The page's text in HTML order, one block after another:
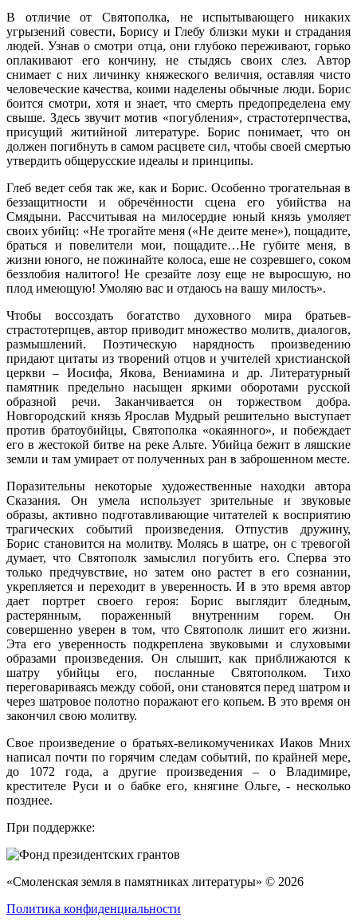
В отличие от Святополка, не испытывающего никаких
угрызений совести, Борису и Глебу близки муки и страдания
людей. Узнав о смотри отца, они глубоко переживают, горько
оплакивают его кончину, не стыдясь своих слез. Автор
снимает с них личинку княжеского величия, оставляя чисто
человеческие качества, коими наделены обычные люди. Борис
боится смотри, хотя и знает, что смерть предопределена ему
свыше. Здесь звучит мотив «погубления», страстотерпчества,
присущий житийной литературе. Борис понимает, что он
должен погибнуть в самом расцвете сил, чтобы своей смертью
утвердить общерусские идеалы и принципы.
Глеб ведет себя так же, как и Борис. Особенно трогательная в
беззащитности и обречённости сцена его убийства на
Смядыни. Рассчитывая на милосердие юный князь умоляет
своих убийц: «Не трогайте меня («Не деите мене»), пощадите,
браться и повелители мои, пощадите…Не губите меня, в
жизни юного, не пожинайте колоса, еше не созревшего, соком
беззлобия налитого! Не срезайте лозу еще не выросшую, но
плод имеющую! Умоляю вас и отдаюсь на вашу милость».
Чтобы воссоздать богатство духовного мира братьев-
страстотерпцев, автор приводит множество молитв, диалогов,
размышлений. Поэтическую нарядность произведению
придают цитаты из творений отцов и учителей христианской
церкви – Иосифа, Якова, Вениамина и др. Литературный
памятник предельно насыщен яркими оборотами русской
образной речи. Заканчивается он торжеством добра.
Новгородский князь Ярослав Мудрый решительно выступает
против братоубийцы, Святополка «окаянного», и побеждает
его в жестокой битве на реке Альте. Убийца бежит в ляшские
земли и там умирает от полученных ран в заброшенном месте.
Поразительны некоторые художественные находки автора
Сказания. Он умела использует зрительные и звуковые
образы, активно подготавливающие читателей к восприятию
трагических событий произведения. Отпустив дружину,
Борис становится на молитву. Молясь в шатре, он с тревогой
думает, что Святополк замыслил погубить его. Сперва это
только предчувствие, но затем оно растет в его сознании,
укрепляется и переходит в уверенность. И в это время автор
дает портрет своего героя: Борис выглядит бледным,
растерянным, пораженный внутренним горем. Он
совершенно уверен в том, что Святополк лишит его жизни.
Эта его уверенность подкреплена звуковыми и слуховыми
образами произведения. Он слышит, как приближаются к
шатру убийцы его, посланные Святополком. Тихо
переговариваясь между собой, они становятся перед шатром и
через шатровое полотно поражают его копьем. В это время он
закончил свою молитву.
Свое произведение о братьях-великомучениках Иаков Мних
написал почти по горячим следам событий, по крайней мере,
до 1072 года, а другие произведения – о Владимире,
крестителе Руси и о бабке его, княгине Ольге, - несколько
позднее.
При поддержке:
«Смоленская земля в памятниках литературы» © 2026
Политика конфиденциальности